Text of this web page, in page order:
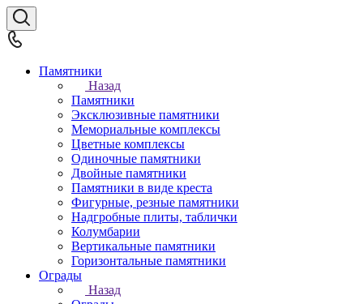
Памятники
Назад
Памятники
Эксклюзивные памятники
Мемориальные комплексы
Цветные комплексы
Одиночные памятники
Двойные памятники
Памятники в виде креста
Фигурные, резные памятники
Надгробные плиты, таблички
Колумбарии
Вертикальные памятники
Горизонтальные памятники
Ограды
Назад